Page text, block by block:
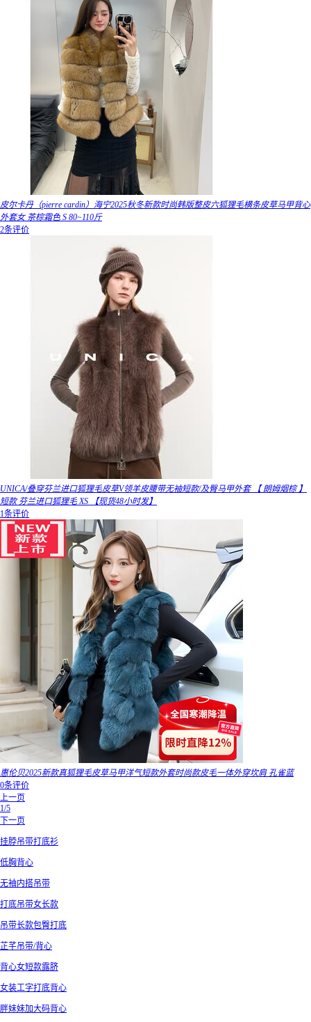
皮尔卡丹（pierre cardin）海宁2025秋冬新款时尚韩版整皮六狐狸毛横条皮草马甲背心
外套女 茶棕霜色 S 80~110斤
2条评价
UNICA/叠穿芬兰进口狐狸毛皮草V领羊皮腰带无袖短款/及臀马甲外套 【 朗姆烟棕 】
短款 芬兰进口狐狸毛 XS 【现货48小时发】
1条评价
惠伦贝2025新款真狐狸毛皮草马甲洋气短款外套时尚款皮毛一体外穿坎肩 孔雀蓝
0条评价
上一页
1/5
下一页
挂脖吊带打底衫
低胸背心
无袖内搭吊带
打底吊带女长款
吊带长款包臀打底
芷芊吊带/背心
背心女短款露脐
女装工字打底背心
胖妹妹加大码背心